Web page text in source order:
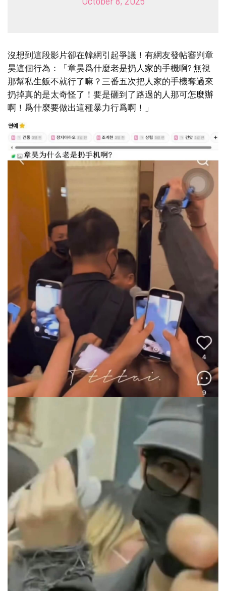
沒想到這段影片卻在韓網引起爭議！有網友發帖審判章
昊這個行為：「章昊爲什麼老是扔人家的手機啊? 無視
那幫私生飯不就行了嘛？三番五次把人家的手機奪過來
扔掉真的是太奇怪了！要是砸到了路過的人那可怎麼辦
啊！爲什麼要做出這種暴力行爲啊！」